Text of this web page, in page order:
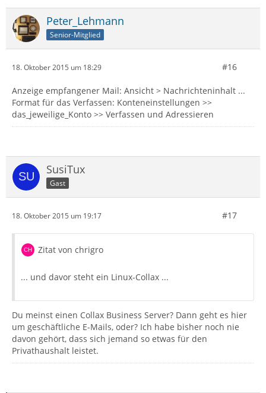
Peter_Lehmann
Senior-Mitglied
18. Oktober 2015 um 18:29 #16
Anzeige empfangener Mail: Ansicht > Nachrichteninhalt ...
Format für das Verfassen: Konteneinstellungen >>
das_jeweilige_Konto >> Verfassen und Adressieren
SusiTux
Gast
18. Oktober 2015 um 19:17 #17
Zitat von chrigro
... und davor steht ein Linux-Collax ...
Du meinst einen Collax Business Server? Dann geht es hier
um geschäftliche E-Mails, oder? Ich habe bisher noch nie
davon gehört, dass sich jemand so etwas für den
Privathaushalt leistet.